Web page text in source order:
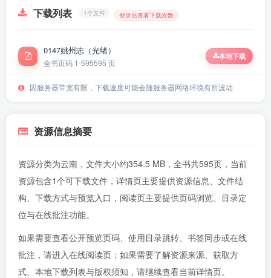
下载列表 1个文件 登录后查看下载次数
0147姚州志（光绪）
全书页码 1-595595 页
本地下载
因服务器带宽有限，下载速度可能会随服务器网络环境有所波动
资源信息摘要
资源分类为云南，文件大小约354.5 MB，全书共595页，当前
资源包含1个可下载文件，详情页主要提供资源信息、文件结
构、下载方式与预览入口，阅读页主要提供页码浏览、目录定
位与在线批注功能。
如果需要查看公开预览页码、使用目录跳转、书签同步或在线
批注，请进入在线阅读页 ；如果需要了解资源来源、获取方
式、本地下载列表与版权须知，请继续查看当前详情页。